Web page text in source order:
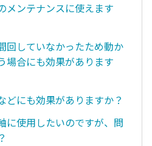
メンテナンスに使えます
回していなかったため動か
場合にも効果があります
どにも効果がありますか？
に使用したいのですが、問